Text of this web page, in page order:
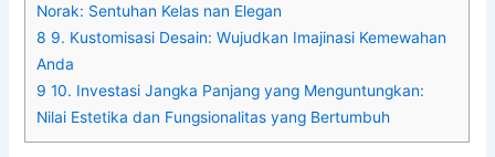
Norak: Sentuhan Kelas nan Elegan
8 9. Kustomisasi Desain: Wujudkan Imajinasi Kemewahan
Anda
9 10. Investasi Jangka Panjang yang Menguntungkan:
Nilai Estetika dan Fungsionalitas yang Bertumbuh